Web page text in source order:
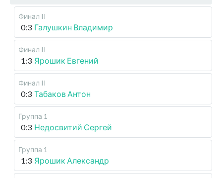
Финал II
0:3 Галушкин Владимир
Финал II
1:3 Ярошик Евгений
Финал II
0:3 Табаков Антон
Группа 1
0:3 Недосвитий Сергей
Группа 1
1:3 Ярошик Александр